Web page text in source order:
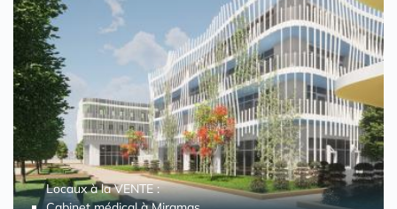
Locaux à la VENTE :